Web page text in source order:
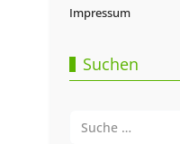
Impressum
Suchen